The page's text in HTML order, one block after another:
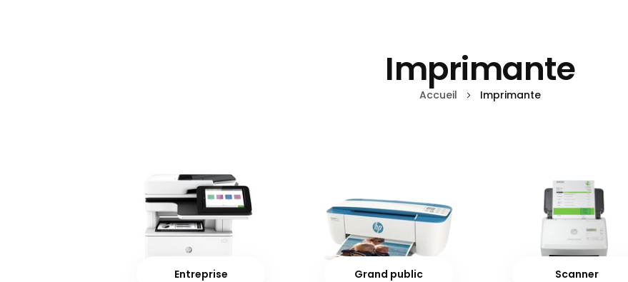
Imprimante
Accueil Imprimante
Entreprise Grand public Scanner